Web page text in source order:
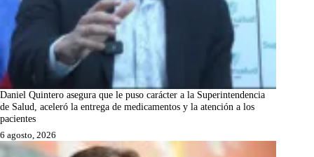
Daniel Quintero asegura que le puso carácter a la Superintendencia
de Salud, aceleró la entrega de medicamentos y la atención a los
pacientes
6 agosto, 2026